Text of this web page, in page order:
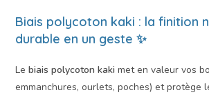
Biais polycoton kaki : la finition
durable en un geste ✨
Lebiais polycoton kaki met en valeur vos
emmanchures, ourlets, poches) et protège